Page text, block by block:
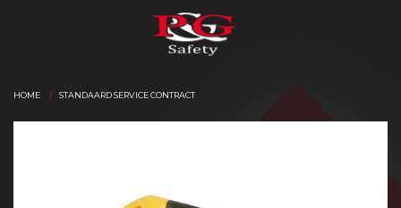
HOME STANDAARD SERVICE CONTRACT